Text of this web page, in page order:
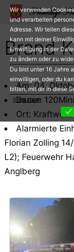
Zum
Inhalt
springen
Brand
Am: 04.
Dauer:
Ort: Kraftwerk
Alarmierte
Florian Zolling
L2); Feuerwehr
Anglberg
Wir verwenden
und verarbeiten
Adresse. Wir teilen
kann mit deiner
Einwilligung in der
zu ändern oder zu
Du bist unter 16 Jahre
einwilligen, oder du
bitten, mit dir in diese
View more